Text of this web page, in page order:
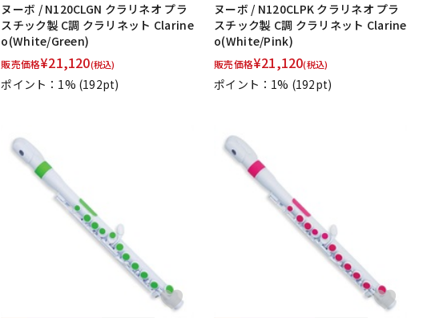
ヌーボ / N120CLGN クラリネオ プラ
スチック製 C調 クラリネット Clarine
o(White/Green)
販売価格¥21,120(税込)
ポイント：1% (192pt)
ヌーボ / N120CLPK クラリネオ プラ
スチック製 C調 クラリネット Clarine
o(White/Pink)
販売価格¥21,120(税込)
ポイント：1% (192pt)